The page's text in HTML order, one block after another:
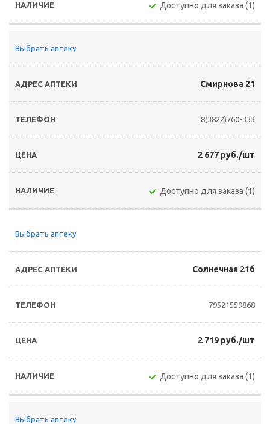
Доступно для заказа (1)
Выбрать аптеку
Смирнова 21
8(3822)760-333
2 677 руб./шт
Доступно для заказа (1)
Выбрать аптеку
Солнечная 21б
79521559868
2 719 руб./шт
Доступно для заказа (1)
Выбрать аптеку